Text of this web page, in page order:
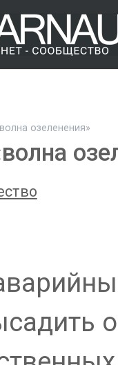
озеленения»